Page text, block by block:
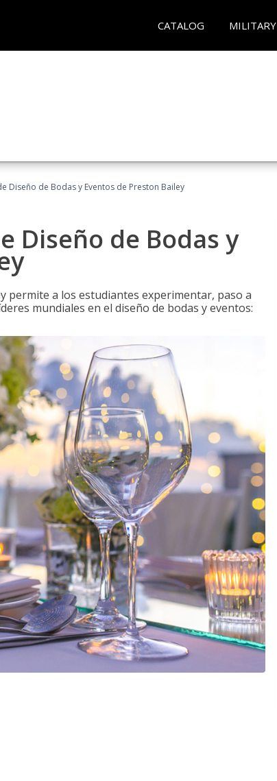
CATALOG MILITARY
Diseño de Bodas y Eventos de Preston Bailey
Diseño de Bodas y
permite a los estudiantes experimentar, paso a
mundiales en el diseño de bodas y eventos: